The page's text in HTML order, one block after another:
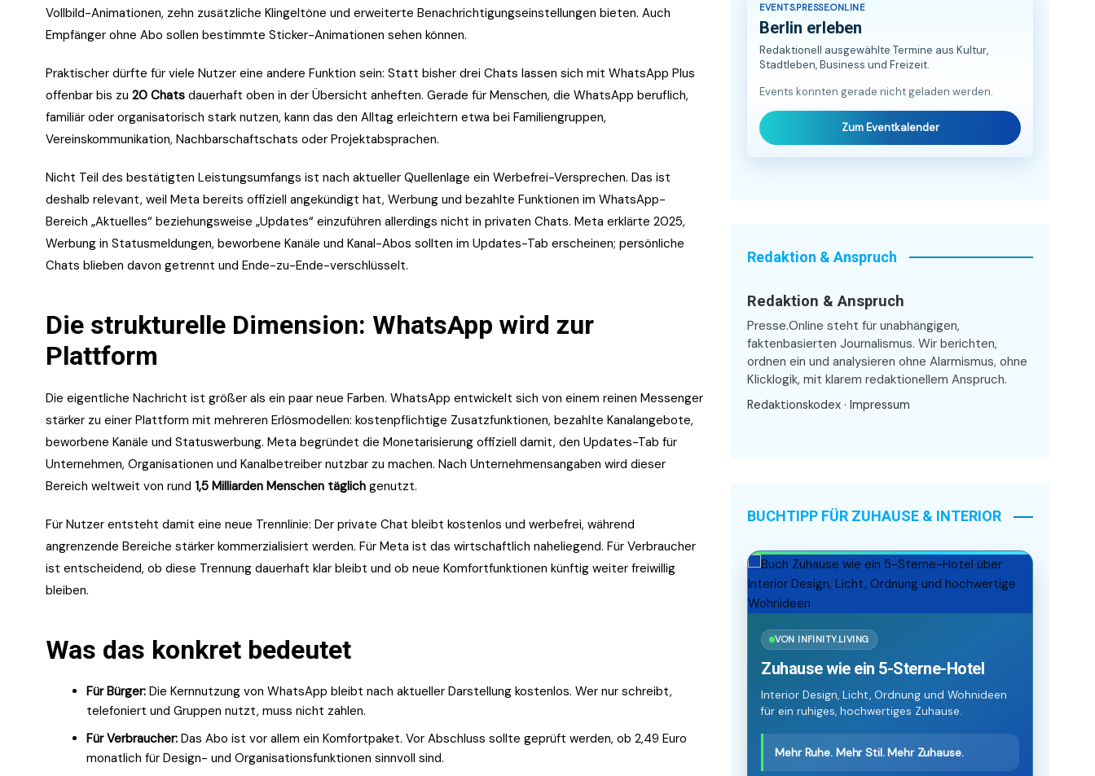
Vollbild-Animationen, zehn zusätzliche Klingeltöne und erweiterte Benachrichtigungseinstellungen bieten. Auch
Empfänger ohne Abo sollen bestimmte Sticker-Animationen sehen können.
Praktischer dürfte für viele Nutzer eine andere Funktion sein: Statt bisher drei Chats lassen sich mit WhatsApp Plus
offenbar bis zu 20 Chats dauerhaft oben in der Übersicht anheften. Gerade für Menschen, die WhatsApp beruflich,
familiär oder organisatorisch stark nutzen, kann das den Alltag erleichtern etwa bei Familiengruppen,
Vereinskommunikation, Nachbarschaftschats oder Projektabsprachen.
Nicht Teil des bestätigten Leistungsumfangs ist nach aktueller Quellenlage ein Werbefrei-Versprechen. Das ist
deshalb relevant, weil Meta bereits offiziell angekündigt hat, Werbung und bezahlte Funktionen im WhatsApp-
Bereich „Aktuelles“ beziehungsweise „Updates“ einzuführen allerdings nicht in privaten Chats. Meta erklärte 2025,
Werbung in Statusmeldungen, beworbene Kanäle und Kanal-Abos sollten im Updates-Tab erscheinen; persönliche
Chats blieben davon getrennt und Ende-zu-Ende-verschlüsselt.
Die strukturelle Dimension: WhatsApp wird zur
Plattform
Die eigentliche Nachricht ist größer als ein paar neue Farben. WhatsApp entwickelt sich von einem reinen Messenger
stärker zu einer Plattform mit mehreren Erlösmodellen: kostenpflichtige Zusatzfunktionen, bezahlte Kanalangebote,
beworbene Kanäle und Statuswerbung. Meta begründet die Monetarisierung offiziell damit, den Updates-Tab für
Unternehmen, Organisationen und Kanalbetreiber nutzbar zu machen. Nach Unternehmensangaben wird dieser
Bereich weltweit von rund 1,5 Milliarden Menschen täglich genutzt.
Für Nutzer entsteht damit eine neue Trennlinie: Der private Chat bleibt kostenlos und werbefrei, während
angrenzende Bereiche stärker kommerzialisiert werden. Für Meta ist das wirtschaftlich naheliegend. Für Verbraucher
ist entscheidend, ob diese Trennung dauerhaft klar bleibt und ob neue Komfortfunktionen künftig weiter freiwillig
bleiben.
Was das konkret bedeutet
Für Bürger: Die Kernnutzung von WhatsApp bleibt nach aktueller Darstellung kostenlos. Wer nur schreibt,
telefoniert und Gruppen nutzt, muss nicht zahlen.
Für Verbraucher: Das Abo ist vor allem ein Komfortpaket. Vor Abschluss sollte geprüft werden, ob 2,49 Euro
monatlich für Design- und Organisationsfunktionen sinnvoll sind.
EVENTS.PRESSE.ONLINE
Berlin erleben
Redaktionell ausgewählte Termine aus Kultur,
Stadtleben, Business und Freizeit.
Events konnten gerade nicht geladen werden.
Zum Eventkalender
Redaktion & Anspruch
Redaktion & Anspruch
Presse.Online steht für unabhängigen,
faktenbasierten Journalismus. Wir berichten,
ordnen ein und analysieren ohne Alarmismus, ohne
Klicklogik, mit klarem redaktionellem Anspruch.
Redaktionskodex · Impressum
BUCHTIPP FÜR ZUHAUSE & INTERIOR
VON INFINITY.LIVING
Zuhause wie ein 5-Sterne-Hotel
Interior Design, Licht, Ordnung und Wohnideen
für ein ruhiges, hochwertiges Zuhause.
Mehr Ruhe. Mehr Stil. Mehr Zuhause.